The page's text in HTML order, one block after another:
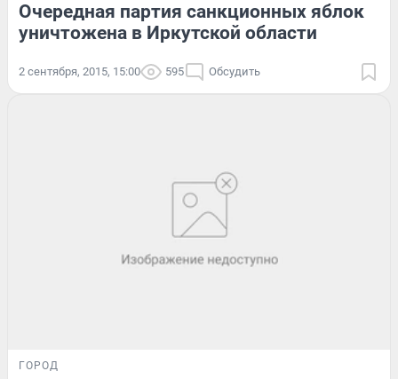
Очередная партия санкционных яблок
уничтожена в Иркутской области
2 сентября, 2015, 15:00 595 Обсудить
ГОРОД